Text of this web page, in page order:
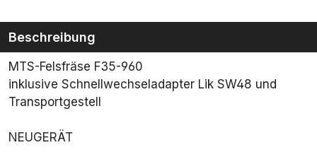
Beschreibung
MTS-Felsfräse F35-960
inklusive Schnellwechseladapter Lik SW48 und
Transportgestell
NEUGERÄT